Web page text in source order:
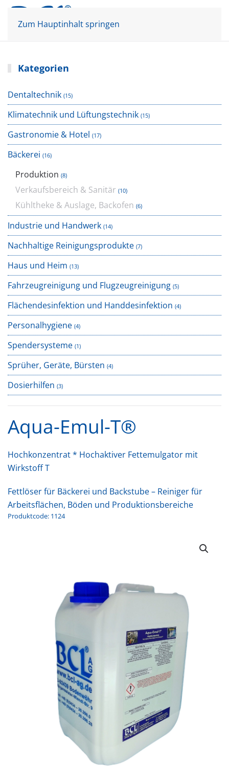
Zum Hauptinhalt springen
Kategorien
Dentaltechnik (15)
Klimatechnik und Lüftungstechnik (15)
Gastronomie & Hotel (17)
Bäckerei (16)
Produktion (8)
Verkaufsbereich & Sanitär (10)
Kühltheke & Auslage, Backofen (6)
Industrie und Handwerk (14)
Nachhaltige Reinigungsprodukte (7)
Haus und Heim (13)
Fahrzeugreinigung und Flugzeugreinigung (5)
Flächendesinfektion und Handdesinfektion (4)
Personalhygiene (4)
Spendersysteme (1)
Sprüher, Geräte, Bürsten (4)
Dosierhilfen (3)
Aqua-Emul-T®
Hochkonzentrat * Hochaktiver Fettemulgator mit
Wirkstoff T
Fettlöser für Bäckerei und Backstube – Reiniger für
Arbeitsflächen, Böden und Produktionsbereiche
Produktcode: 1124